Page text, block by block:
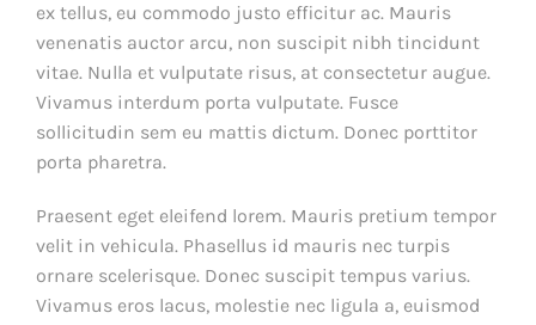
ex tellus, eu commodo justo efficitur ac. Mauris
venenatis auctor arcu, non suscipit nibh tincidunt
vitae. Nulla et vulputate risus, at consectetur augue.
Vivamus interdum porta vulputate. Fusce
sollicitudin sem eu mattis dictum. Donec porttitor
porta pharetra.
Praesent eget eleifend lorem. Mauris pretium tempor
velit in vehicula. Phasellus id mauris nec turpis
ornare scelerisque. Donec suscipit tempus varius.
Vivamus eros lacus, molestie nec ligula a, euismod